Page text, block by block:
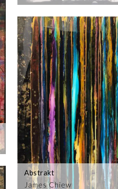
James Chiew
Abstrakt